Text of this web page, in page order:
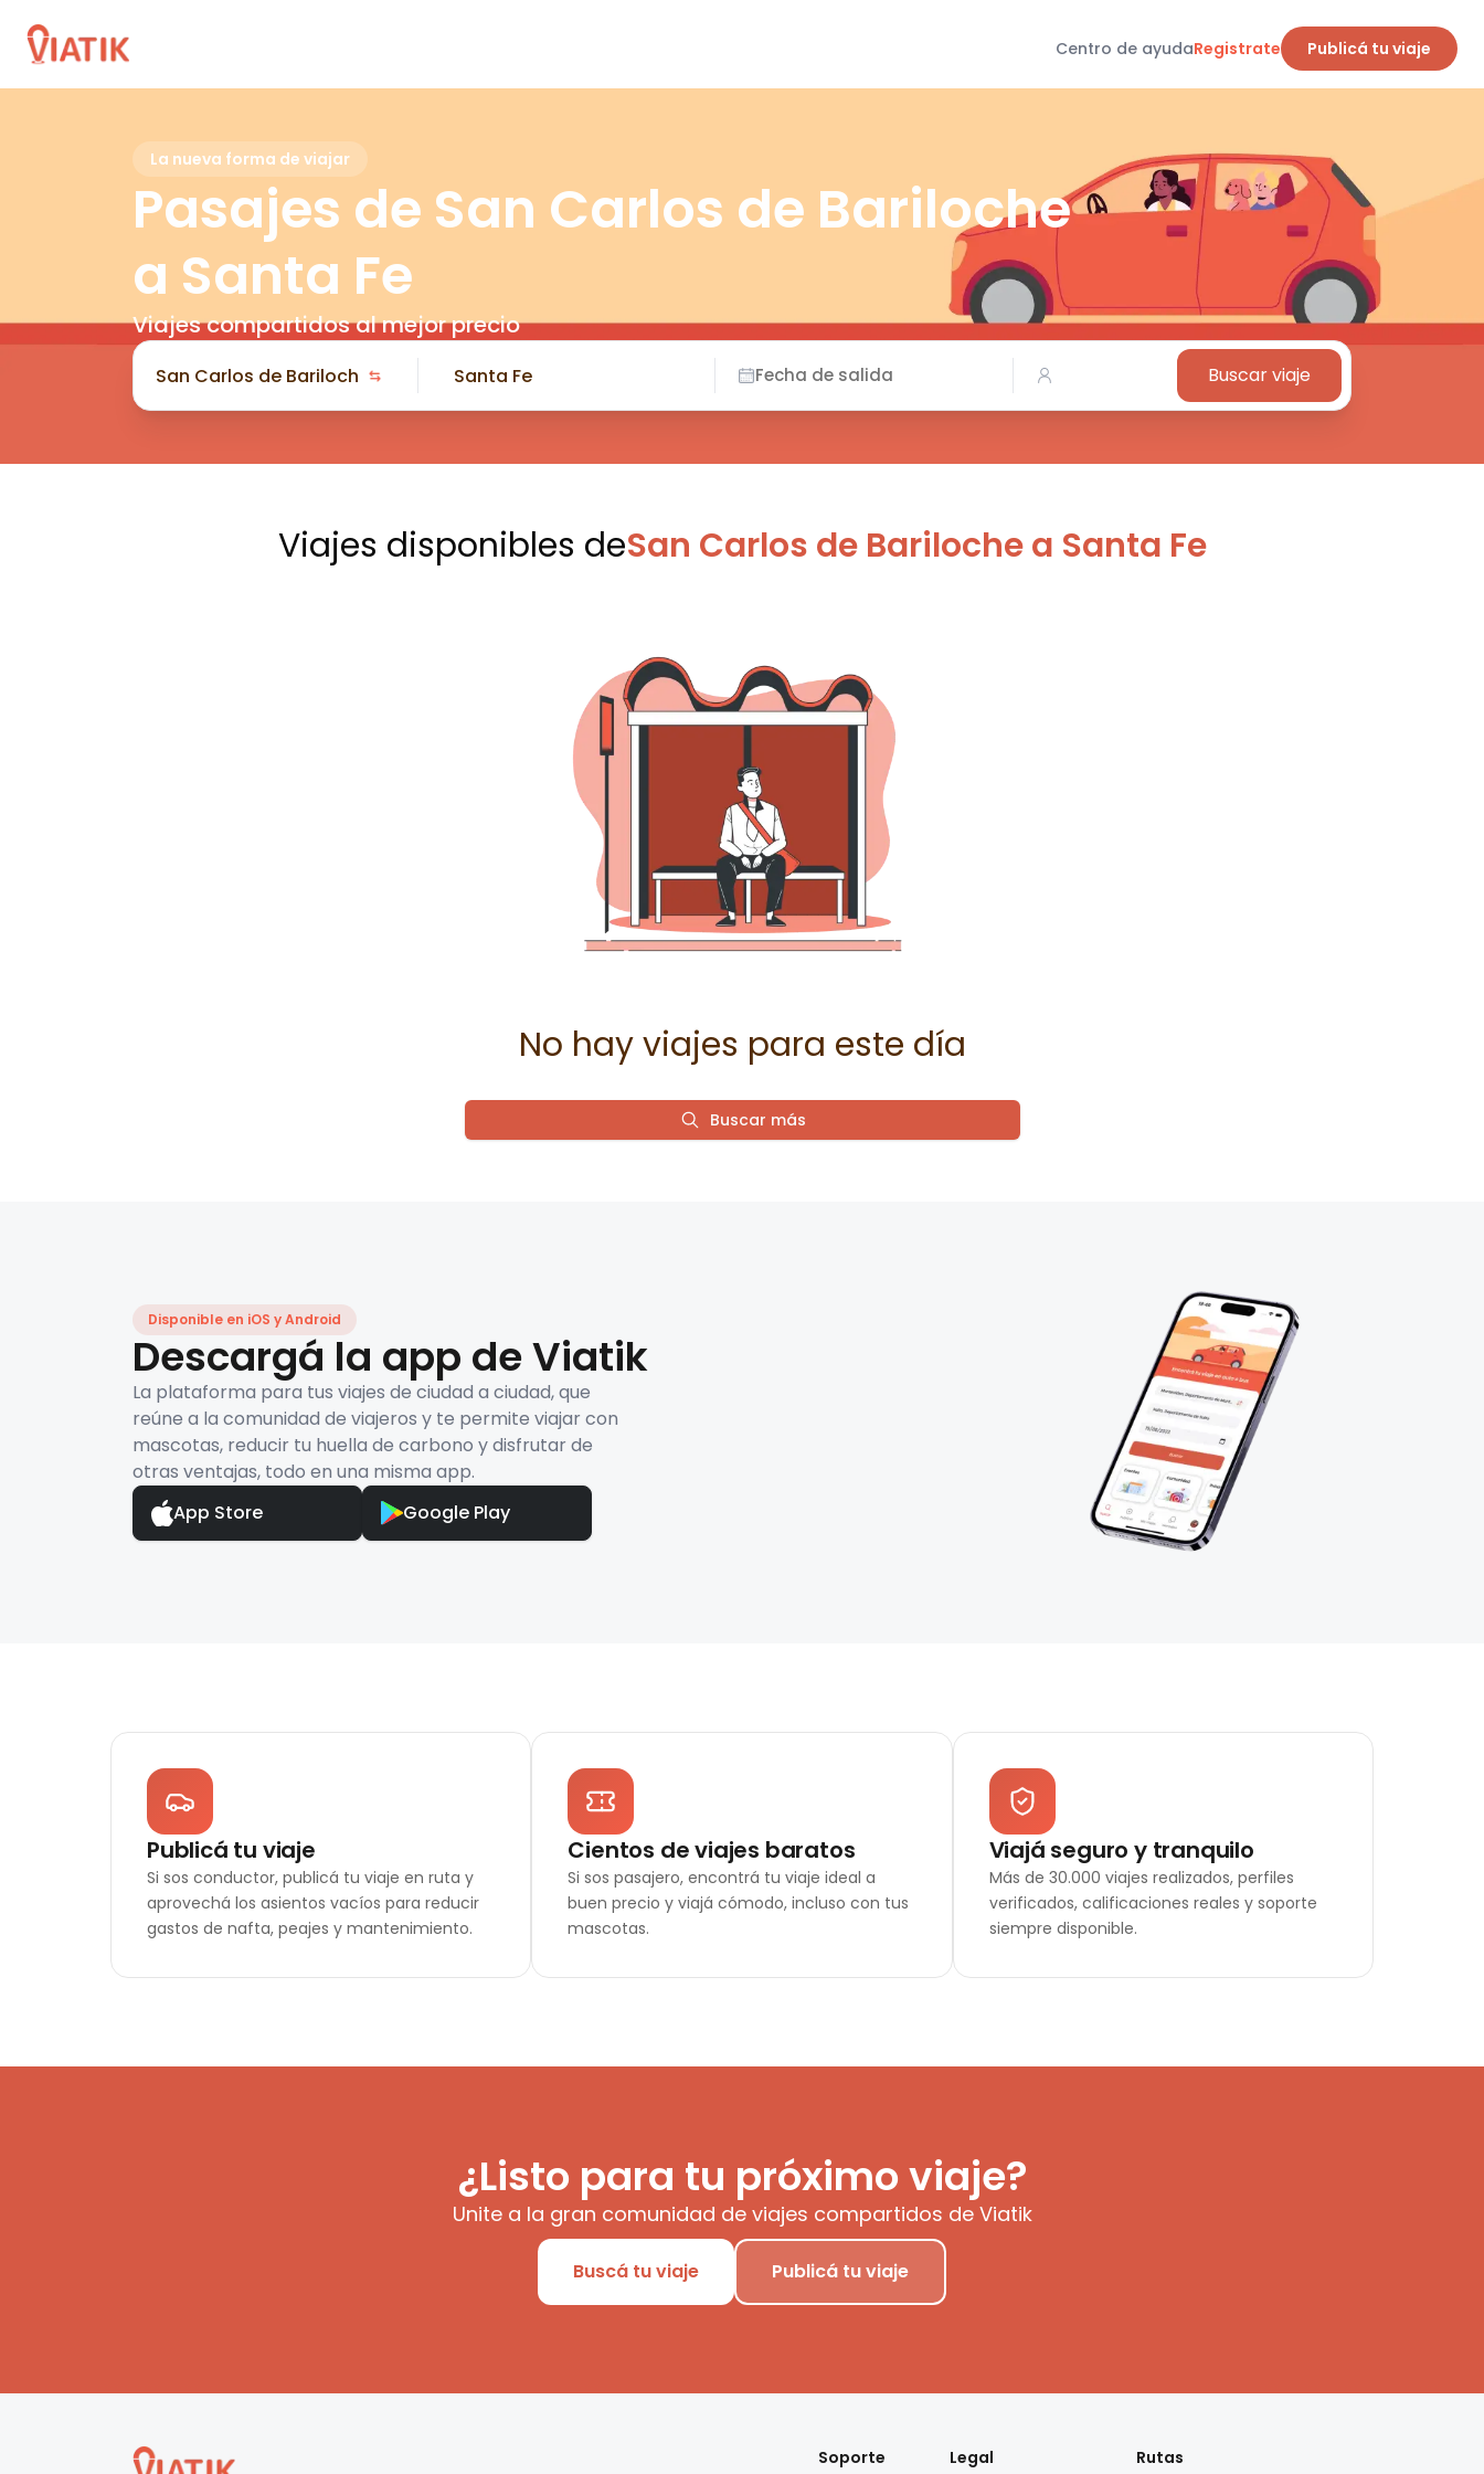
Centro de ayudaRegistrate Publicá tu viaje
La nueva forma de viajar
Pasajes de San Carlos de Bariloche
a Santa Fe
Viajes compartidos al mejor precio
Fecha de salida Buscar viaje
Viajes disponibles deSan Carlos de Bariloche a Santa Fe
No hay viajes para este día
Buscar más
Disponible en iOS y Android
Descargá la app de Viatik
La plataforma para tus viajes de ciudad a ciudad, que
reúne a la comunidad de viajeros y te permite viajar con
mascotas, reducir tu huella de carbono y disfrutar de
otras ventajas, todo en una misma app.
App Store
Google Play
Publicá tu viaje
Si sos conductor, publicá tu viaje en ruta y
aprovechá los asientos vacíos para reducir
gastos de nafta, peajes y mantenimiento.
Cientos de viajes baratos
Si sos pasajero, encontrá tu viaje ideal a
buen precio y viajá cómodo, incluso con tus
mascotas.
Viajá seguro y tranquilo
Más de 30.000 viajes realizados, perfiles
verificados, calificaciones reales y soporte
siempre disponible.
¿Listo para tu próximo viaje?
Unite a la gran comunidad de viajes compartidos de Viatik
Buscá tu viaje Publicá tu viaje
Soporte
Legal
Rutas